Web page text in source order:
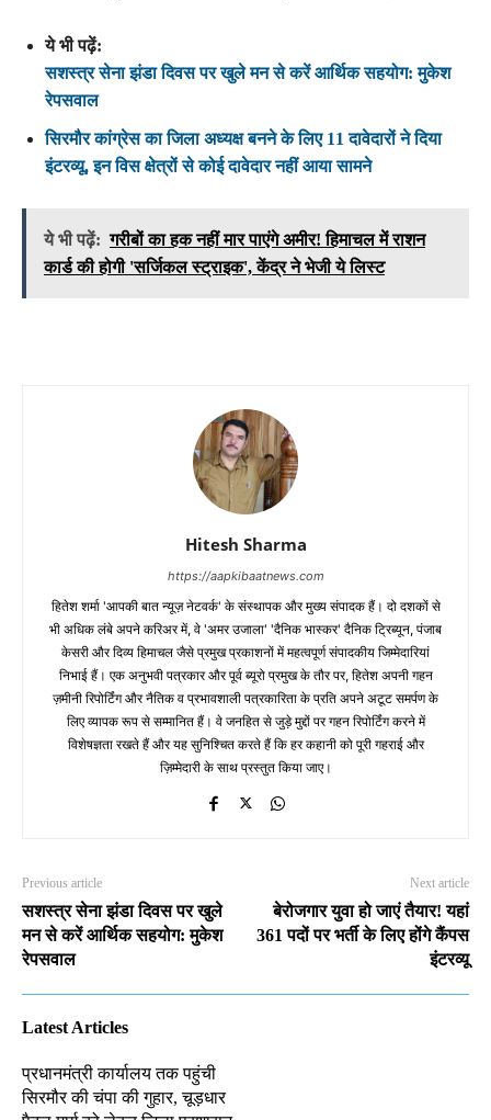
ये भी पढ़ें:
सशस्त्र सेना झंडा दिवस पर खुले मन से करें आर्थिक सहयोग: मुकेश
रेपसवाल
सिरमौर कांग्रेस का जिला अध्यक्ष बनने के लिए 11 दावेदारों ने दिया
इंटरव्यू, इन विस क्षेत्रों से कोई दावेदार नहीं आया सामने
ये भी पढ़ें: गरीबों का हक नहीं मार पाएंगे अमीर! हिमाचल में राशन
कार्ड की होगी 'सर्जिकल स्ट्राइक', केंद्र ने भेजी ये लिस्ट
Hitesh Sharma
https://aapkibaatnews.com
हितेश शर्मा 'आपकी बात न्यूज़ नेटवर्क' के संस्थापक और मुख्य संपादक हैं। दो दशकों से
भी अधिक लंबे अपने करिअर में, वे 'अमर उजाला' 'दैनिक भास्कर' दैनिक ट्रिब्यून, पंजाब
केसरी और दिव्य हिमाचल जैसे प्रमुख प्रकाशनों में महत्वपूर्ण संपादकीय जिम्मेदारियां
निभाई हैं। एक अनुभवी पत्रकार और पूर्व ब्यूरो प्रमुख के तौर पर, हितेश अपनी गहन
ज़मीनी रिपोर्टिंग और नैतिक व प्रभावशाली पत्रकारिता के प्रति अपने अटूट समर्पण के
लिए व्यापक रूप से सम्मानित हैं। वे जनहित से जुड़े मुद्दों पर गहन रिपोर्टिंग करने में
विशेषज्ञता रखते हैं और यह सुनिश्चित करते हैं कि हर कहानी को पूरी गहराई और
ज़िम्मेदारी के साथ प्रस्तुत किया जाए।
Previous article
सशस्त्र सेना झंडा दिवस पर खुले
मन से करें आर्थिक सहयोग: मुकेश
रेपसवाल
Next article
बेरोजगार युवा हो जाएं तैयार! यहां
361 पदों पर भर्ती के लिए होंगे कैंपस
इंटरव्यू
Latest Articles
प्रधानमंत्री कार्यालय तक पहुंची
सिरमौर की चंपा की गुहार, चूड़धार